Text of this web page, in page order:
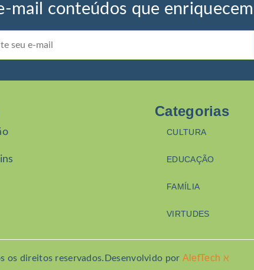
mail conteúdos que
Categorias
CULTURA
EDUCAÇÃO
FAMÍLIA
VIRTUDES
os direitos reservados. Desenvolvido por AlefTech ℵ